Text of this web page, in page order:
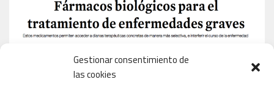
Gestionar consentimiento de
las cookies